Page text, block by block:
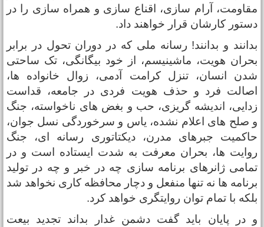
آرام سازی، اقناع سازی و همراه سازی را در
کارشان قرار خواهند داد.
و بدانند! رسانه ملی که در دوران تحول در برابر
هویت، ماشینیسم، از خود بیگانگی، تک ساحتی
انسان، تنزل کرامت آدمی، زوال خانواده ها،
فرد و حذف هویت فردی در جامعه، قداست
اندیشه گریزی، حب و بغض های ناخواسته، جنگ
صلح های اعلام نشده، یاس و سرخوردگی نسل جوان،
جبرهای مدرن، دیکتاتوری رسانه ای، جنگ
ها، بحران معرفت به شدت ایستاده است و در
ژانرهای برنامه سازی چه در خبر و چه در تولید
ها نه تنها منفعل و دچار محافظه کاری نخواهد شد
با تمام توان روایتگری خواهد کرد.
در پایان باید گفت دشمن غدار بداند تجدید بیعت